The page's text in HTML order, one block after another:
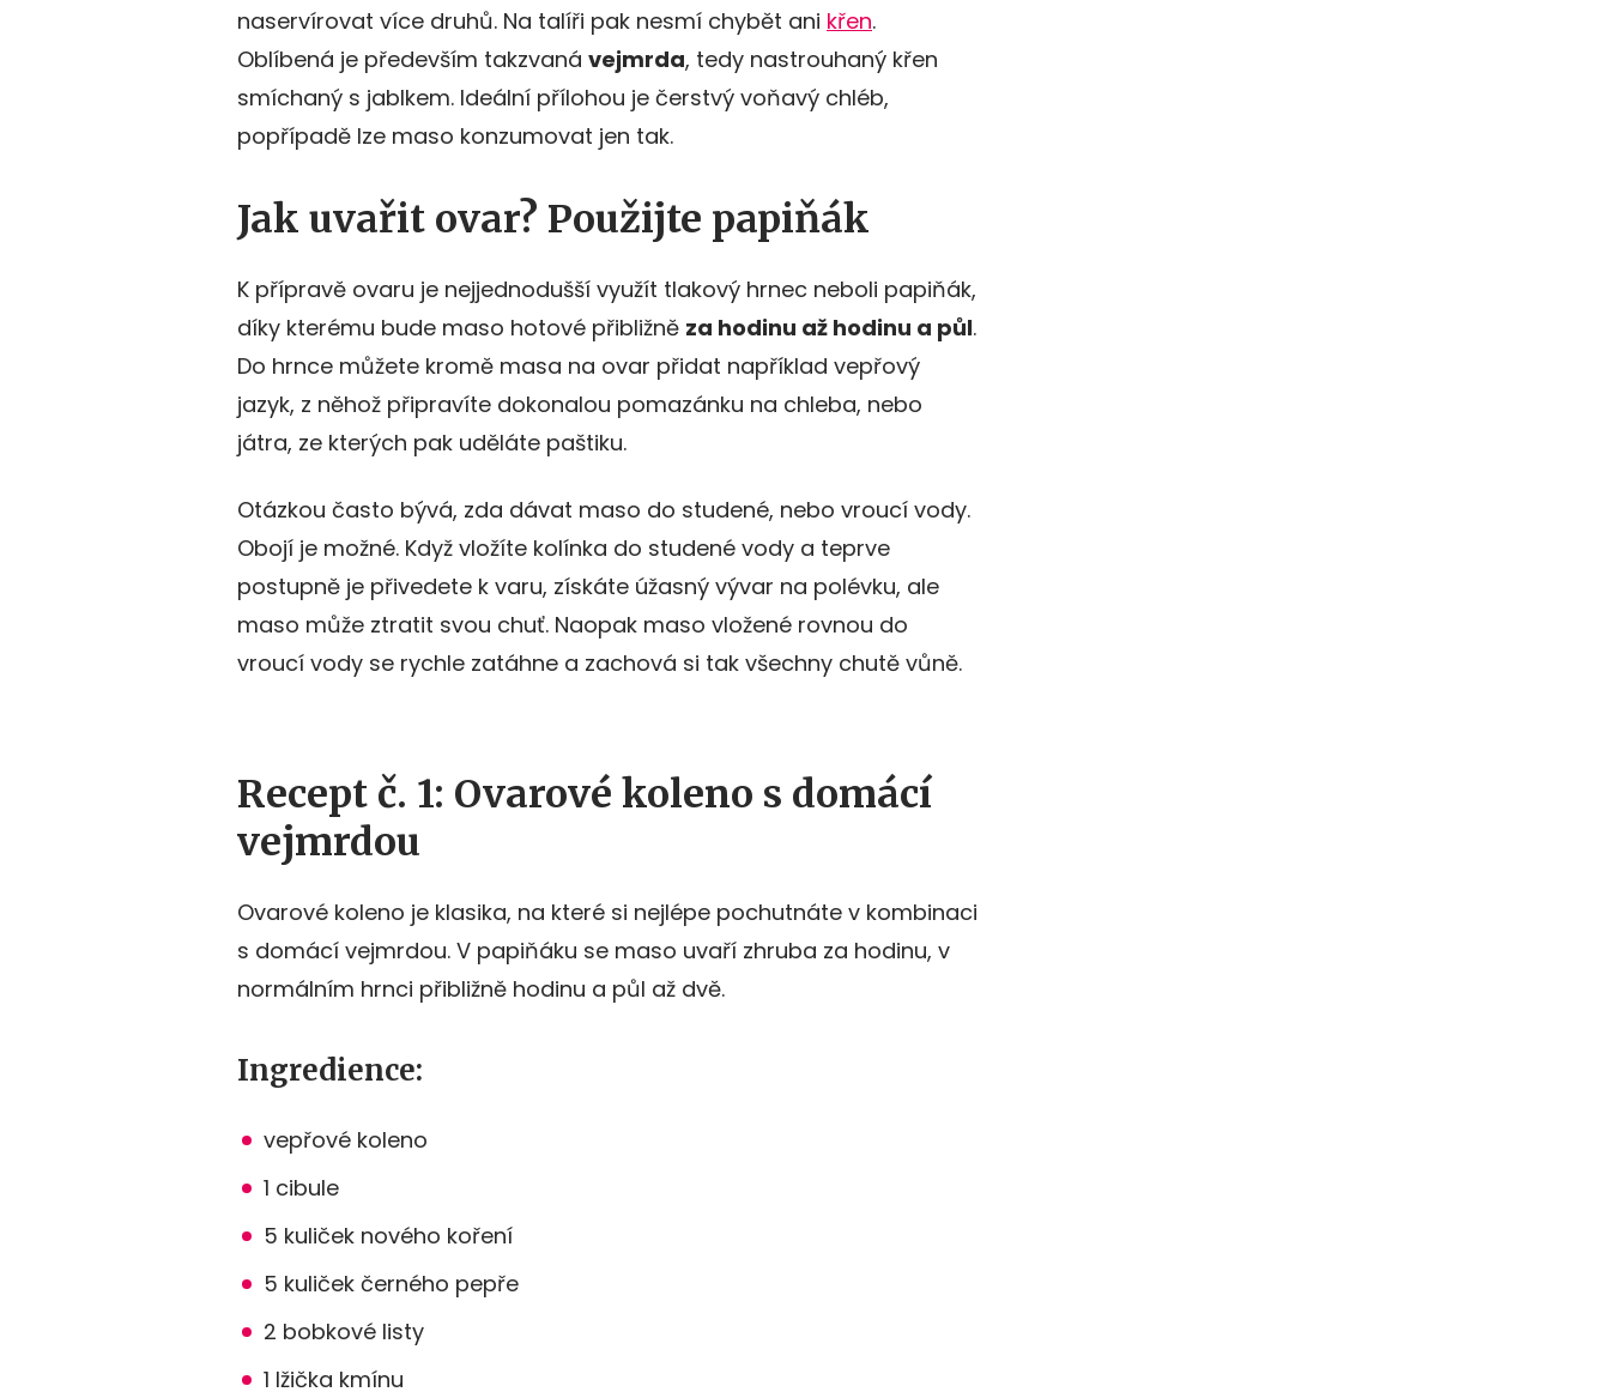
naservírovat více druhů. Na talíři pak nesmí chybět ani křen.
Oblíbená je především takzvaná vejmrda, tedy nastrouhaný křen
smíchaný s jablkem. Ideální přílohou je čerstvý voňavý chléb,
popřípadě lze maso konzumovat jen tak.
Jak uvařit ovar? Použijte papiňák
K přípravě ovaru je nejjednodušší využít tlakový hrnec neboli papiňák,
díky kterému bude maso hotové přibližně za hodinu až hodinu a půl.
Do hrnce můžete kromě masa na ovar přidat například vepřový
jazyk, z něhož připravíte dokonalou pomazánku na chleba, nebo
játra, ze kterých pak uděláte paštiku.
Otázkou často bývá, zda dávat maso do studené, nebo vroucí vody.
Obojí je možné. Když vložíte kolínka do studené vody a teprve
postupně je přivedete k varu, získáte úžasný vývar na polévku, ale
maso může ztratit svou chuť. Naopak maso vložené rovnou do
vroucí vody se rychle zatáhne a zachová si tak všechny chutě vůně.
Recept č. 1: Ovarové koleno s domácí
vejmrdou
Ovarové koleno je klasika, na které si nejlépe pochutnáte v kombinaci
s domácí vejmrdou. V papiňáku se maso uvaří zhruba za hodinu, v
normálním hrnci přibližně hodinu a půl až dvě.
Ingredience:
vepřové koleno
1 cibule
5 kuliček nového koření
5 kuliček černého pepře
2 bobkové listy
1 lžička kmínu